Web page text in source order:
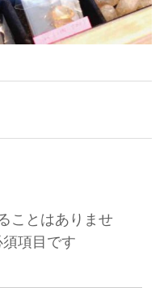
ことはありませ
項目です